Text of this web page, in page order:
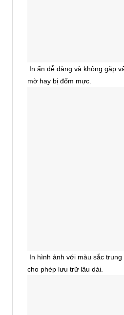
In ấn dễ dàng và không gặp
mờ hay bị đốm mực.
In hình ảnh với màu sắc
cho phép lưu trữ lâu dài.